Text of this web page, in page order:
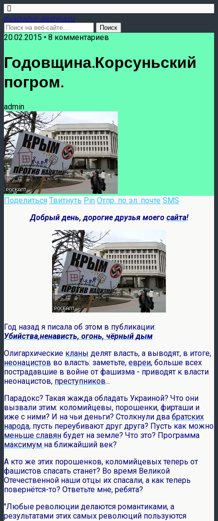
givadushoi-aleshina.ru
20.02.2015 • 8 комментариев
Годовщина.Корсуньский
погром.
admin
Поделиться Твитнуть Pin Отпр. по эл. почте SMS
Добрый день, дорогие друзья моего сайта!
Год назад я писала об этом в публикации:
Убийства,ненависть, огонь, чёрный дым
Олигархические кланы делят власть, а выводят, в итоге,
неонацистов во власть: заметьте, евреи, больше всех
пострадавшие в войне от фашизма - приводят к власти
неонацистов, преступников...
Парадокс? Такая жажда обладать Украиной? Что они
вызвали этим: коломийцевы, порошенки, фирташи и
иже с ними? И на чьи деньги? Столкнули два братских
народа, пусть переубивают друг друга? Пусть как можно
меньше славян будет на земле? Что это? Программа
максимум на ближайший век?
А кто же этих порошенков, коломийцевых теперь от
фашистов спасать станет? Во время Великой
Отечественной наши отцы их спасали, а как теперь
повернётся-то? Ответьте мне, ребята?
"Любые революции делаются романтиками, а
результатами этих самых революций пользуются